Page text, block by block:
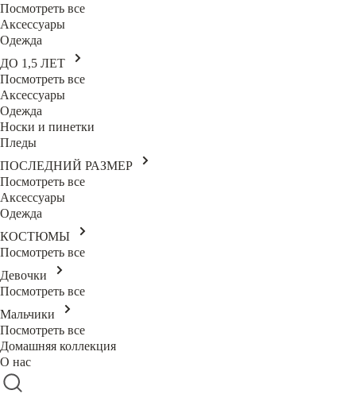
Посмотреть все
Аксессуары
Одежда
ДО 1,5 ЛЕТ
Посмотреть все
Аксессуары
Одежда
Носки и пинетки
Пледы
ПОСЛЕДНИЙ РАЗМЕР
Посмотреть все
Аксессуары
Одежда
КОСТЮМЫ
Посмотреть все
Девочки
Посмотреть все
Мальчики
Посмотреть все
Домашняя коллекция
О нас